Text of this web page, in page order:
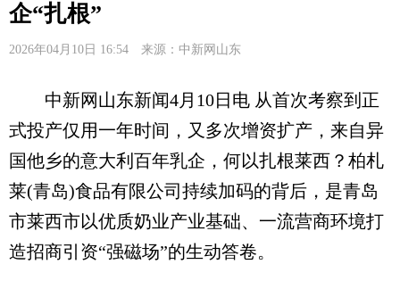
企“扎根”
2026年04月10日 16:54 来源：中新网山东
中新网山东新闻4月10日电 从首次考察到正
式投产仅用一年时间，又多次增资扩产，来自异
国他乡的意大利百年乳企，何以扎根莱西？柏札
莱(青岛)食品有限公司持续加码的背后，是青岛
市莱西市以优质奶业产业基础、一流营商环境打
造招商引资“强磁场”的生动答卷。